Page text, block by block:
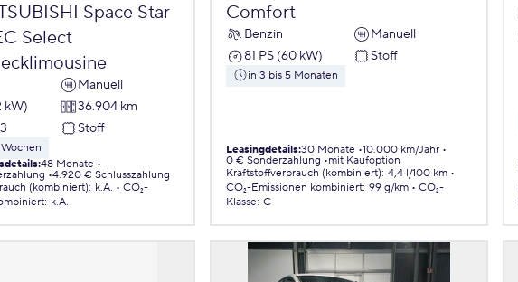
Space Star
Select
Manuell
kW)
36.904 km
Stoff
:48 Monate
4.920 € Schlusszahlung
(kombiniert): k.A.
CO₂-
: k.A.
Comfort
Benzin
Manuell
81 PS (60 kW)
Stoff
in 3 bis 5 Monaten
Leasingdetails:30 Monate 10.000 km/Jahr
0 € Sonderzahlung
mit Kaufoption
Kraftstoffverbrauch (kombiniert): 4,4 l/100 km
CO₂-Emissionen kombiniert: 99 g/km
CO₂-
Klasse: C